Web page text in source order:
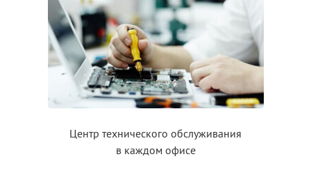
Центр технического обслуживания
в каждом офисе